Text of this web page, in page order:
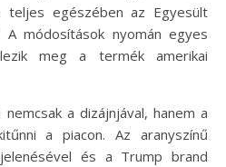
egészében az Egyesült
A módosítások nyomán egyes
meg a termék amerikai
a dizájnjával, hanem a
a piacon. Az aranyszínű
és a Trump brand